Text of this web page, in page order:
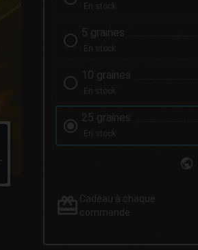
En stock
5 graines
En stock
10 graines
En stock
25 graines
En stock
Cadeau à chaque
commande